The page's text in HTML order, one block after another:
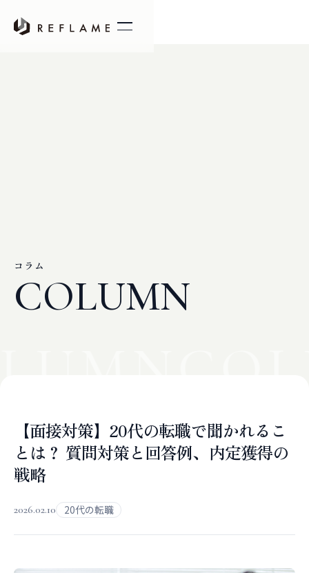
コラム
COLUMN
【面接対策】20代の転職で聞かれるこ
とは？ 質問対策と回答例、内定獲得の
戦略
2026.02.10 20代の転職